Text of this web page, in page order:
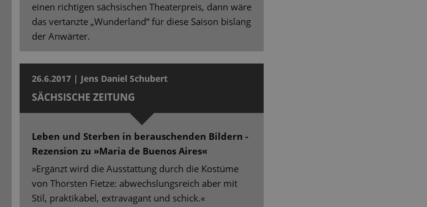
einen richtigen sächsischen Theaterpreis, dann wäre
das vertanzte „Wunderland“ für diese Saison bislang
der Anwärter.
26.6.2017 | Jens Daniel Schubert
SÄCHSISCHE ZEITUNG
Leben und Sterben in berauschenden Bildern -
Rezension zu »Maria de Buenos Aires«
»Ergänzt wird die Ausstattung durch die Kostüme
von Thorsten Fietze: abwechslungsreich aber mit
Stil, praktikabel, extravagant und schick.«